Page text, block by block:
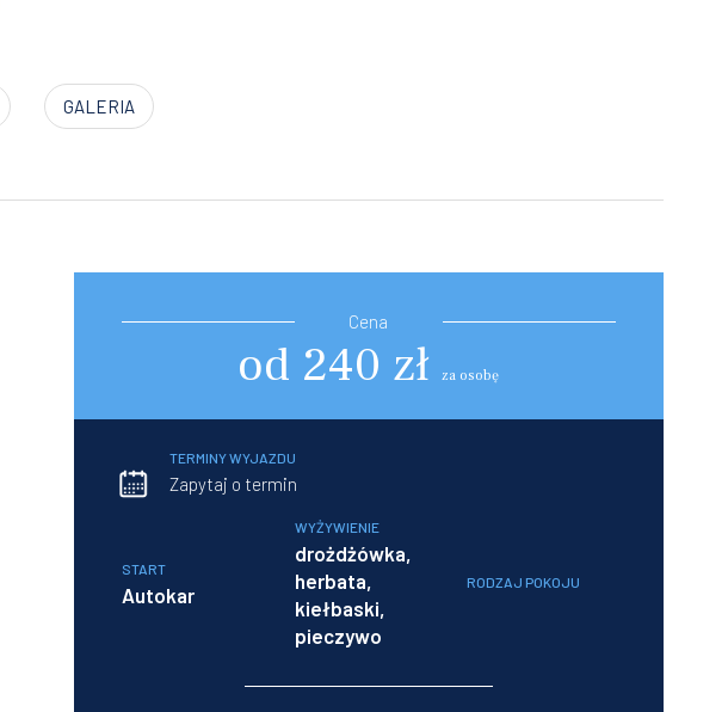
GALERIA
Cena
od 240 złza osobę
TERMINY WYJAZDU
Zapytaj o termin
START
Autokar
WYŻYWIENIE
drożdżówka,
herbata,
kiełbaski,
pieczywo
RODZAJ POKOJU